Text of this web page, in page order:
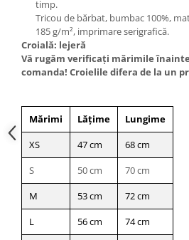
timp.
Tricou de bărbat, bumbac 100%,
185 g/m², imprimare serigrafică.
Croială: lejeră
Vă rugăm verificaţi mărimile
comanda! Croielile difera de la un
Mărimi Lățime
Lungime
XS
47 cm
68 cm
S
50 cm
70 cm
M
53 cm
72 cm
L
56 cm
74 cm